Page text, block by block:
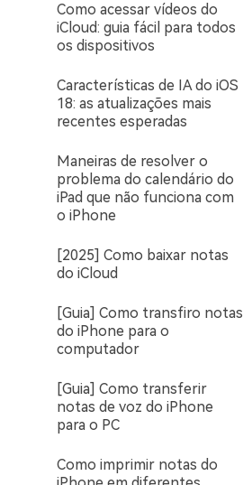
Como acessar vídeos do
iCloud: guia fácil para todos
os dispositivos
Características de IA do iOS
18: as atualizações mais
recentes esperadas
Maneiras de resolver o
problema do calendário do
iPad que não funciona com
o iPhone
[2025] Como baixar notas
do iCloud
[Guia] Como transfiro notas
do iPhone para o
computador
[Guia] Como transferir
notas de voz do iPhone
para o PC
Como imprimir notas do